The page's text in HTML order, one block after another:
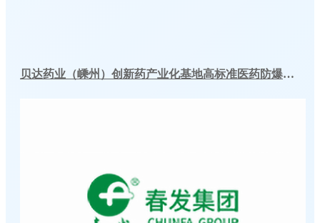
贝达药业（嵊州）创新药产业化基地高标准医药防爆冷库建造工程案例